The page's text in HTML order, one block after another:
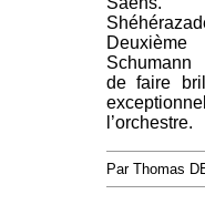
Deuxième
Schumann
de faire
l’orchestre.
Par Thomas